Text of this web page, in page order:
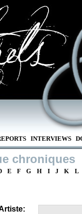
INTERVIEWS
chroniques
E F G H I J K L